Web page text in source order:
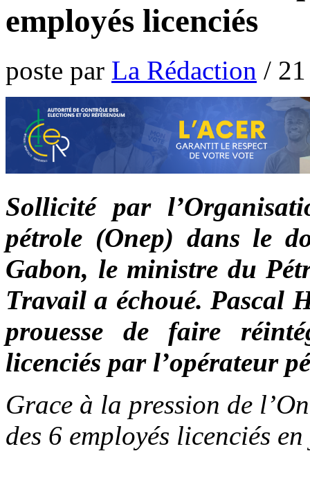
employés licenciés
poste par La Rédaction /
Sollicité par
pétrole (Onep) dans le
Gabon, le ministre du
Travail a échoué. Pascal
prouesse de faire
licenciés par l’opérateur
Grace à la pression de
des 6 employés licenciés